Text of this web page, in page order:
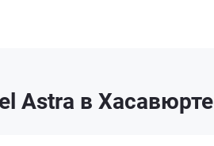
Astra в Хасавюрте